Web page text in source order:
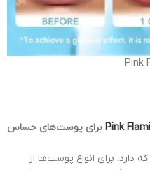
Pink برای پوست‌های حساس
دارد، برای انواع پوست‌ها از